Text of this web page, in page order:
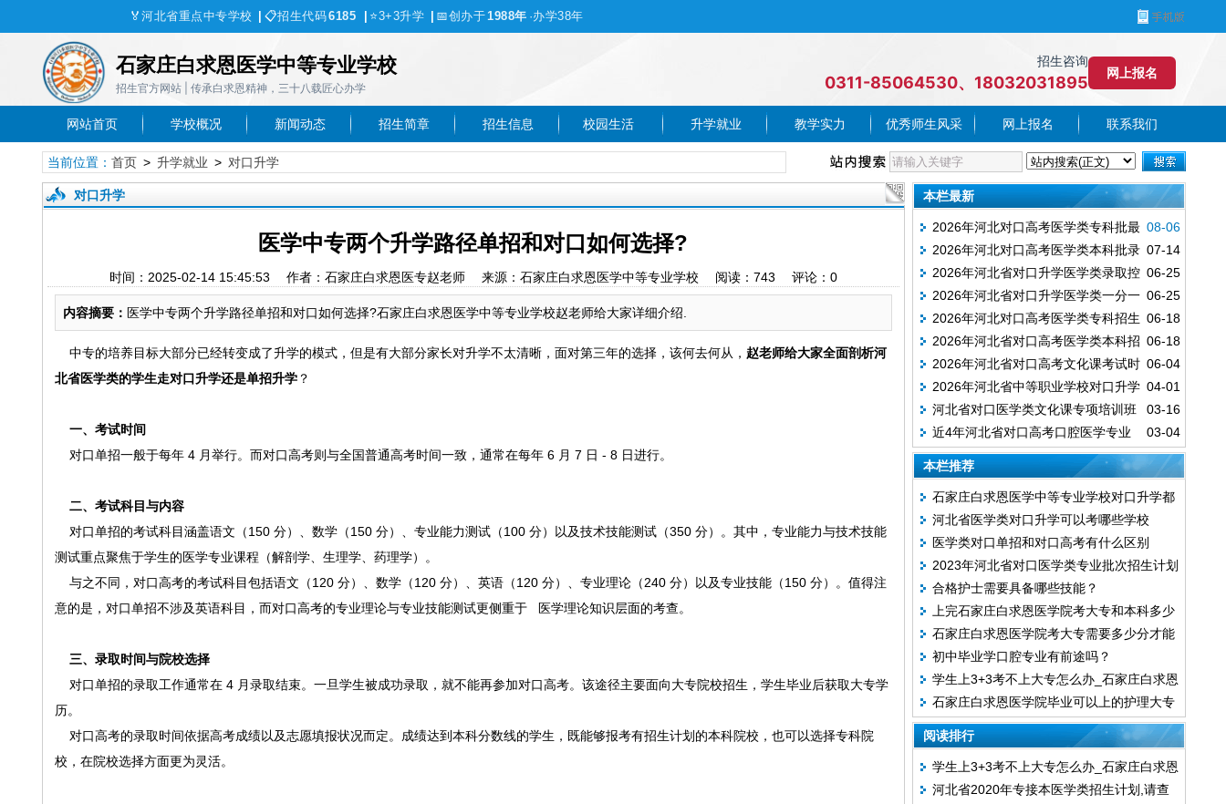
🏅 河北省重点中专学校 📋招生代码6185 ⭐3+3升学 📅创办于1988年 ·办学38年
石家庄白求恩医学中等专业学校
招生官方网站 | 传承白求恩精神，三十八载匠心办学
招生咨询
0311-85064530、18032031895
网上报名
网站首页 学校概况 新闻动态 招生简章 招生信息 校园生活 升学就业 教学实力 优秀师生风采 网上报名 联系我们
当前位置： 首页> 升学就业 > 对口升学
对口升学
医学中专两个升学路径单招和对口如何选择?
时间：2025-02-14 15:45:53 作者：石家庄白求恩医专赵老师 来源：石家庄白求恩医学中等专业学校 阅读： 743 评论： 0
内容摘要： 医学中专两个升学路径单招和对口如何选择?石家庄白求恩医学中等专业学校赵老师给大家详细介绍.
中专的培养目标大部分已经转变成了升学的模式，但是有大部分家长对升学不太清晰，面对第三年的选择，该何去何从， 赵老师给大家全面剖析河
北省医学类的学生走对口升学还是单招升学？
一、考试时间
对口单招一般于每年 4 月举行。而对口高考则与全国普通高考时间一致，通常在每年 6 月 7 日 - 8 日进行。
二、考试科目与内容
对口单招的考试科目涵盖语文（150 分）、数学（150 分）、专业能力测试（100 分）以及技术技能测试（350 分）。其中，专业能力与技术技能
测试重点聚焦于学生的医学专业课程（解剖学、生理学、药理学）。
与之不同，对口高考的考试科目包括语文（120 分）、数学（120 分）、英语（120 分）、专业理论（240 分）以及专业技能（150 分）。值得注
意的是，对口单招不涉及英语科目，而对口高考的专业理论与专业技能测试更侧重于 医学理论知识层面的考查。
三、录取时间与院校选择
对口单招的录取工作通常在 4 月录取结束。一旦学生被成功录取，就不能再参加对口高考。该途径主要面向大专院校招生，学生毕业后获取大专学
历。
对口高考的录取时间依据高考成绩以及志愿填报状况而定。成绩达到本科分数线的学生，既能够报考有招生计划的本科院校，也可以选择专科院
校，在院校选择方面更为灵活。
本栏最新
08-06
2026年河北对口高考医学类专科批最
低投档分数线（从高分到低分排序版）07-14
2026年河北对口高考医学类本科批录
取分数线
06-25
2026年河北省对口升学医学类录取控
制线已公布
06-25
2026年河北省对口升学医学类一分一
档表
06-18
2026年河北对口高考医学类专科招生
计划
06-18
2026年河北省对口高考医学类本科招
生计划—邢台医学院首次招对口本科 06-04
2026年河北省对口高考文化课考试时
间安排
04-01
2026年河北省中等职业学校对口升学
医学类专业考试成绩4月1日正式开放查询03-16
河北省对口医学类文化课专项培训班
03-04
近4年河北省对口高考口腔医学专业
录取分数参考
本栏推荐
石家庄白求恩医学中等专业学校对口升学都
考什么
河北省医学类对口升学可以考哪些学校
医学类对口单招和对口高考有什么区别
2023年河北省对口医学类专业批次招生计划
合格护士需要具备哪些技能？
上完石家庄白求恩医学院考大专和本科多少
分能录取？
石家庄白求恩医学院考大专需要多少分才能
考上？
初中毕业学口腔专业有前途吗？
学生上3+3考不上大专怎么办_石家庄白求恩
医学院
石家庄白求恩医学院毕业可以上的护理大专
院校有哪些？
阅读排行
学生上3+3考不上大专怎么办_石家庄白求恩
医学院
河北省2020年专接本医学类招生计划,请查